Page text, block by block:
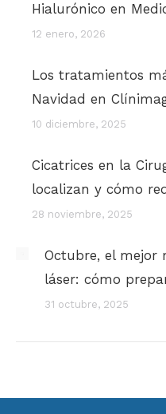
Hialurónico en
12 enero, 2026
Los tratamientos
Navidad en
10 diciembre, 2025
Cicatrices en la
localizan y cómo
28 noviembre, 2025
Octubre, el mejor
láser: cómo
31 octubre, 2025